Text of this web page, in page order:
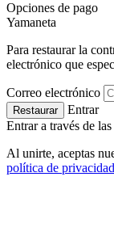
Opciones de pago
Yamaneta
Para restaurar la
electrónico que
Correo electrónico
Restaurar
Entrar
Entrar a través de
Al unirte, aceptas
política de privacidad